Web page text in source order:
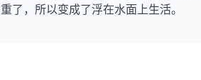
重了，所以变成了浮在水面上生活。